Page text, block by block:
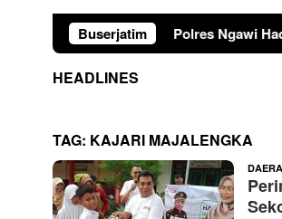
Buserjatim
Polres Ngawi Hadirkan
HEADLINES
TAG: KAJARI MAJALENGKA